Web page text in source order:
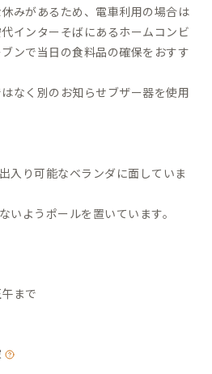
みがあるため、電車利用の場合は
インターそばにあるホームコンビ
ンで当日の食料品の確保をおすす
なく別のお知らせブザー器を使用
入り可能なベランダに面していま
いようポールを置いています。
まで